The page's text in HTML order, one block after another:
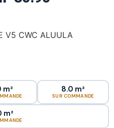
V5 CWC ALUULA
m² 8.0 m²
SUR COMMANDE
m²